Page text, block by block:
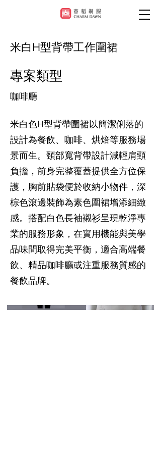
米白H型背帶工作圍裙
專案類型
咖啡廳
米白色H型背帶圍裙以簡潔俐落的
設計為餐飲、咖啡、烘焙等服務場
景而生。頸部寬背帶設計減輕肩頸
負擔，前身完整覆蓋提供全方位保
護，胸前貼袋便於收納小物件，深
棕色滾邊裝飾為素色圍裙增添細緻
感。搭配白色長袖襯衫呈現乾淨專
業的服務形象，在實用機能與美學
品味間取得完美平衡，適合高端餐
飲、精品咖啡廳或注重服務質感的
餐飲品牌。